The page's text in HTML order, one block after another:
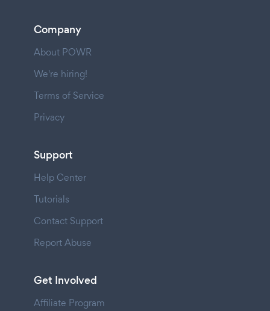
Company
About POWR
We're hiring!
Terms of Service
Privacy
Support
Help Center
Tutorials
Contact Support
Report Abuse
Get Involved
Affiliate Program